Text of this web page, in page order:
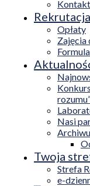
Kontakt
Rekrutacja
Opłaty
Zajęcia
Nasi
Twoja
Strefa
e-